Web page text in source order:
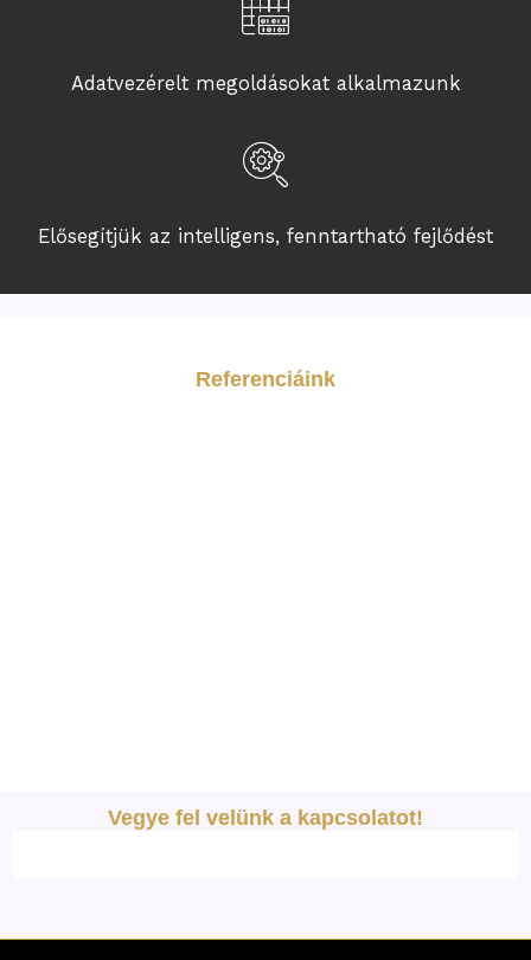
Adatvezérelt megoldásokat alkalmazunk
Elősegítjük az intelligens, fenntartható fejlődést
Referenciáink
Vegye fel velünk a kapcsolatot!